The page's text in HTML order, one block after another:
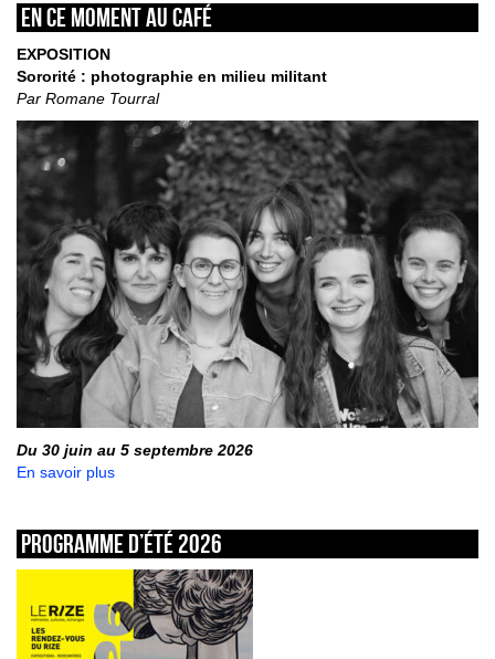
En ce moment au café
EXPOSITION
Sororité : photographie en milieu militant
Par Romane Tourral
Du 30 juin au 5 septembre 2026
En savoir plus
Programme d’été 2026